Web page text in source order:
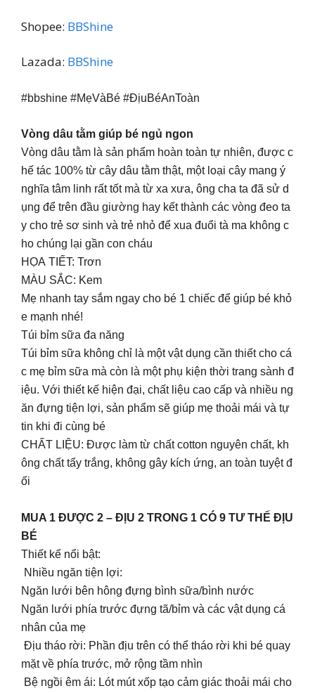
Shopee: BBShine
Lazada: BBShine
#bbshine #MẹVàBé #ĐịuBéAnToàn
Vòng dâu tằm giúp bé ngủ ngon
Vòng dâu tằm là sản phẩm hoàn toàn tự nhiên, được c
hế tác 100% từ cây dâu tằm thật, một loại cây mang ý
nghĩa tâm linh rất tốt mà từ xa xưa, ông cha ta đã sử d
ụng để trên đầu giường hay kết thành các vòng đeo ta
y cho trẻ sơ sinh và trẻ nhỏ để xua đuổi tà ma không c
ho chúng lại gần con cháu
HỌA TIẾT: Trơn
MÀU SẮC: Kem
Mẹ nhanh tay sắm ngay cho bé 1 chiếc để giúp bé khỏ
e mạnh nhé!
Túi bỉm sữa đa năng
Túi bỉm sữa không chỉ là một vật dụng cần thiết cho cá
c mẹ bỉm sữa mà còn là một phụ kiện thời trang sành đ
iệu. Với thiết kế hiện đại, chất liệu cao cấp và nhiều ng
ăn đựng tiện lợi, sản phẩm sẽ giúp mẹ thoải mái và tự
tin khi đi cùng bé
CHẤT LIỆU: Được làm từ chất cotton nguyên chất, kh
ông chất tẩy trắng, không gây kích ứng, an toàn tuyệt đ
ối
MUA 1 ĐƯỢC 2 – ĐỊU 2 TRONG 1 CÓ 9 TƯ THẾ ĐỊU
BÉ
Thiết kế nổi bật:
Nhiều ngăn tiện lợi:
Ngăn lưới bên hông đựng bình sữa/bình nước
Ngăn lưới phía trước đựng tã/bỉm và các vật dụng cá
nhân của mẹ
Địu tháo rời: Phần địu trên có thể tháo rời khi bé quay
mặt về phía trước, mở rộng tầm nhìn
Bệ ngồi êm ái: Lót mút xốp tạo cảm giác thoải mái cho